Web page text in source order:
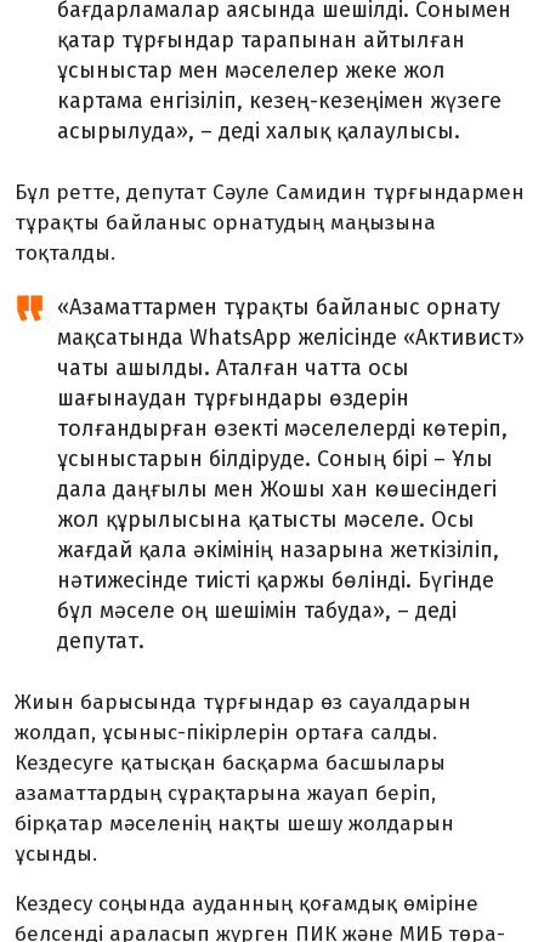
бағдарламалар аясында шешілді. Сонымен
қатар тұрғындар тарапынан айтылған
ұсыныстар мен мәселелер жеке жол
картама енгізіліп, кезең-кезеңімен жүзеге
асырылуда», – деді халық қалаулысы.
Бұл ретте, депутат Сәуле Са­ми­дин тұрғындармен
тұрақты байланыс орнатудың маңызына
тоқталды.
«Азаматтармен тұрақты байла­ныс орнату
мақсатында WhatsApp желісінде «Активист»
чаты ашыл­ды. Аталған чатта осы
шағынаудан тұрғындары өздерін
толғандырған өзекті мәселелерді көтеріп,
ұсы­ныс­тарын білдіруде. Соның бірі – Ұлы
дала даңғылы мен Жошы хан көшесіндегі
жол құрылысына қа­тысты мәселе. Осы
жағдай қала әкімінің назарына жеткізіліп,
нәтижесінде тиісті қаржы бөлінді. Бүгінде
бұл мәселе оң шешімін табуда», – деді
депутат.
Жиын барысында тұрғындар өз сауалдарын
жолдап, ұсыныс-пікірлерін ортаға салды.
Кездесуге қатысқан басқарма басшылары
азаматтардың сұрақтарына жауап беріп,
бірқатар мәселенің нақты шешу жолдарын
ұсынды.
Кездесу соңында ауданның қоғамдық өміріне
белсенді ара­ласып жүрген ПИК және МИБ төра­